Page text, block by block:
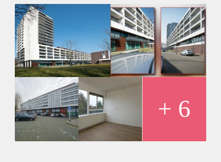
Huurtoeslag
Niet mogelijk
Inkomen eis
2,8 X Maandhuur Bruto
Huurtermijn
Onbepaalde termijn
Oplevering
+ 6